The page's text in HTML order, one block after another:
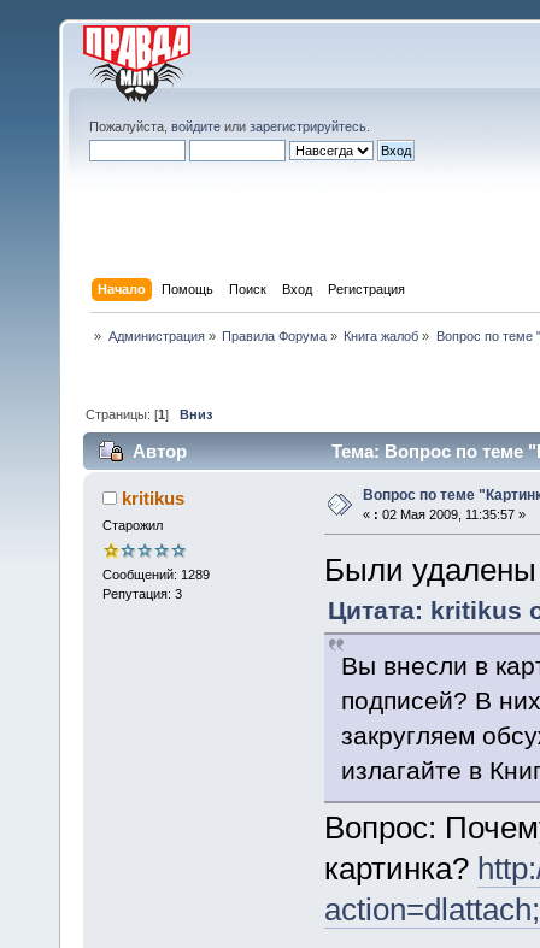
Пожалуйста, войдите или зарегистрируйтесь
Начало Помощь Поиск Вход Регистрация
» Администрация» Правила Форума» Книга жалоб » Вопрос по теме
Страницы: [1]Вниз
Автор Тема: Вопрос по теме
kritikus
Старожил
Сообщений: 1289
Репутация: 3
Вопрос по теме
« : 02 Мая 2009, 11:35:57 »
Были удалены
Цитата: kritikus
Вы внесли в
подписей? В
закругляем
излагайте в
Вопрос:
картинка?